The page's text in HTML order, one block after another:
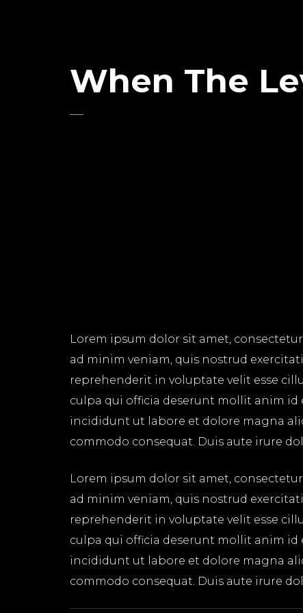
When The
Lorem ipsum dolor sit amet,
ad minim veniam, quis nostrud
reprehenderit in voluptate velit esse
culpa qui officia deserunt mollit anim
incididunt ut labore et dolore magna
commodo consequat. Duis aute irure
Lorem ipsum dolor sit amet,
ad minim veniam, quis nostrud
reprehenderit in voluptate velit esse
culpa qui officia deserunt mollit anim
incididunt ut labore et dolore magna
commodo consequat. Duis aute irure